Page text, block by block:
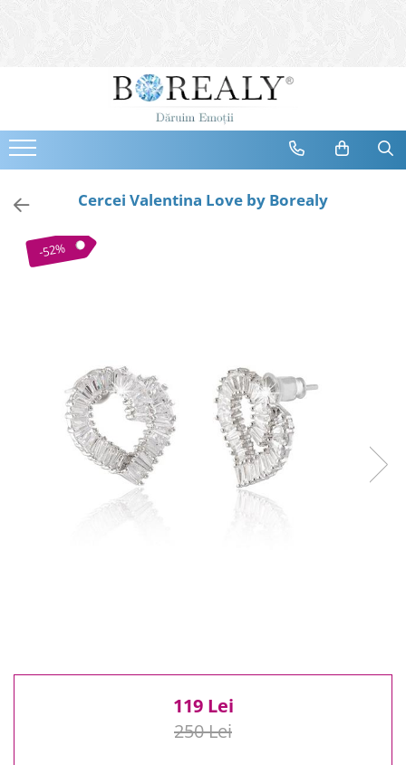
Bijuterii
Cercei
Bratari
Coliere
Brose
Tiare
Bijuterii Mirese
Reduceri
Cele mai noi
Cele mai vandute
1000 Lei +
Cercei Valentina Love by Borealy
-52%
119 Lei
250 Lei